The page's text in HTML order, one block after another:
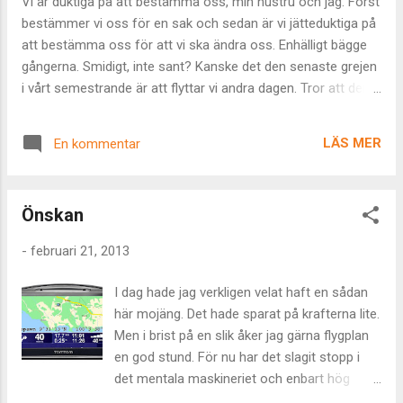
det jag skapat släppa taget, vandra ut i havet för att sedan
skaka de sista resterna från mina lemmar tillsammans med
bestämmer vi oss för en sak och sedan är vi jätteduktiga på
att bestämma oss för att vi ska ändra oss. Enhälligt bägge
gångerna. Smidigt, inte sant? Kanske det den senaste grejen
i vårt semestrande är att flyttar vi andra dagen. Tror att den
redan innan hemresan. Det skulle i så fall innebära ett visst
stället är hemma, det också. Till och med sinnet är med i
under de elva månader som vi varit härifrån. Vi har sisådär
tio år på oss att hitta vinterboendet och fan vet om det inte
är i år vi ska börja leta. Per vessla, helst. Lite fartvind har
aldrig skadat. Och när vi ändå är inne på det där med
långsiktighet. Under årets hittills avklarad...
En kommentar LÄS MER
Önskan
- februari 21, 2013
I dag hade jag verkligen velat haft en sådan
här mojäng. Det hade sparat på krafterna lite.
Men i brist på en slik åker jag gärna flygplan
en god stund. För nu har det slagit stopp i
det mentala maskineriet och enbart hög